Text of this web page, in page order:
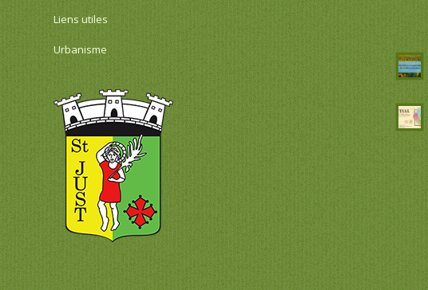
Liens utiles
Urbanisme